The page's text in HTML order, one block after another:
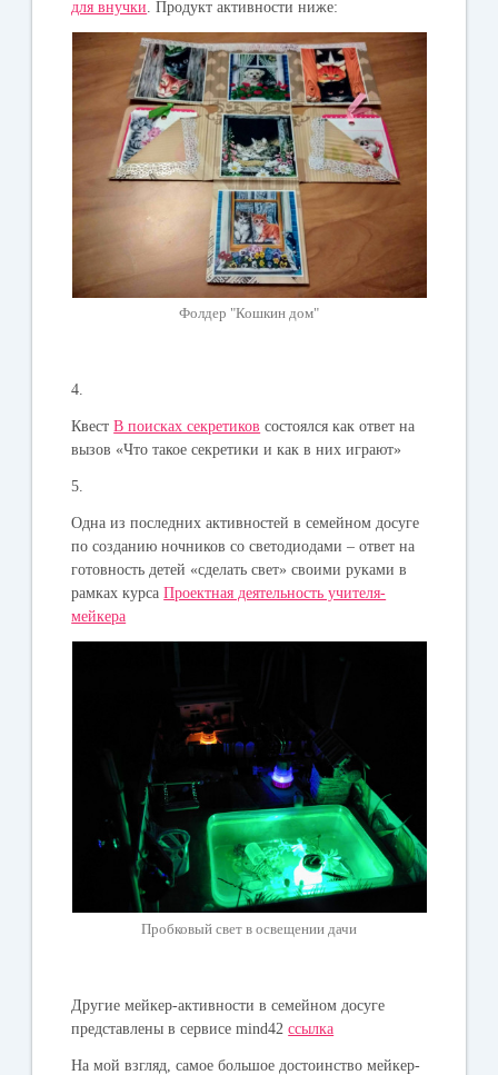
для внучки . Продукт активности ниже:
Фолдер "Кошкин дом"
4.
КвестВ поисках секретиков состоялся как ответ на
вызов «Что такое секретики и как в них играют»
5.
Одна из последних активностей в семейном досуге
по созданию ночников со светодиодами – ответ на
готовность детей «сделать свет» своими руками в
рамках курсаПроектная деятельность учителя-
мейкера
Пробковый свет в освещении дачи
Другие мейкер-активности в семейном досуге
представлены в сервисеmind42ссылка
На мой взгляд, самое большое достоинство мейкер-